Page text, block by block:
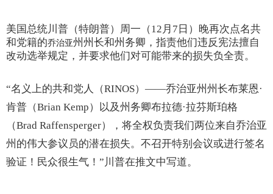
美国总统川普（特朗普）周一（12月7日）晚再次点名共
和党籍的乔治亚州州长和州务卿，指责他们违反宪法擅自
改动选举规定，并要求他们对可能带来的损失负全责。
“名义上的共和党人（RINOS）——乔治亚州州长布莱恩·
肯普（Brian Kemp）以及州务卿布拉德·拉芬斯珀格
（Brad Raffensperger），将全权负责我们两位来自乔治亚
州的伟大参议员的潜在损失。不召开特别会议或进行签名
验证！民众很生气！”川普在推文中写道。